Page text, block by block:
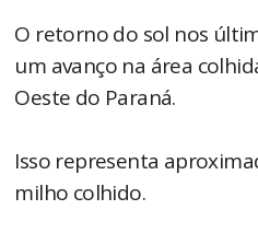
O retorno do sol nos
um avanço na área
Oeste do Paraná.
Isso representa
milho colhido.